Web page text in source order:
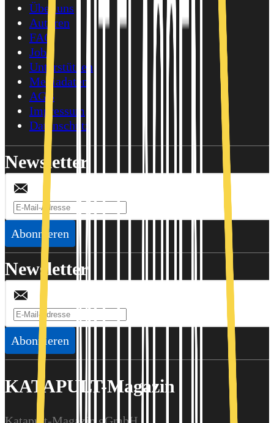
Über uns
Autoren
FAQ
Jobs
Unterstützen
Mediadaten
AGB
Impressum
Datenschutz
Newsletter
Abonnieren
Newsletter
Abonnieren
KATAPULT-Magazin